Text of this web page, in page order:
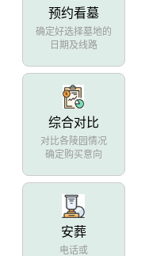
预约看墓
确定好选择墓地的
日期及线路
综合对比
对比各陵园情况
确定购买意向
安葬
电话或